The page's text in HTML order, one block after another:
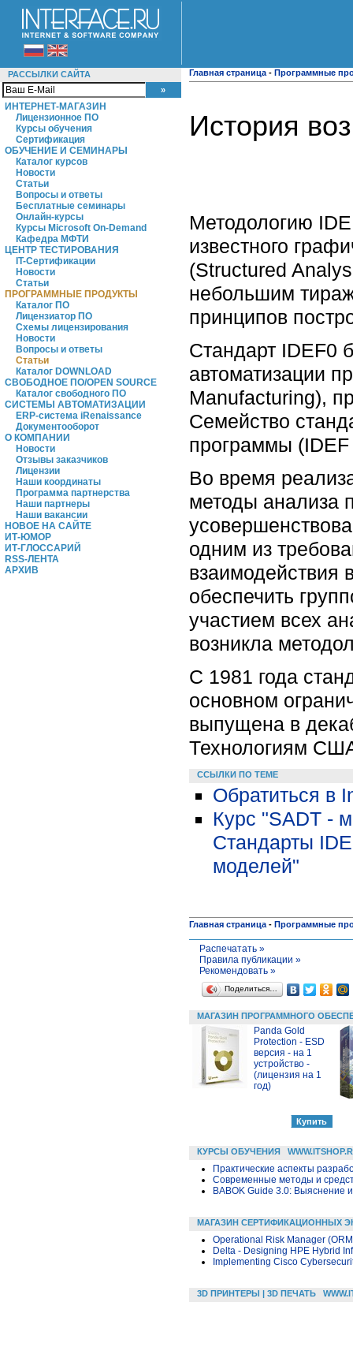
РАССЫЛКИ САЙТА
ИНТЕРНЕТ-МАГАЗИН
Лицензионное ПО
Курсы обучения
Сертификация
ОБУЧЕНИЕ И СЕМИНАРЫ
Каталог курсов
Новости
Статьи
Вопросы и ответы
Бесплатные семинары
Онлайн-курсы
Курсы Microsoft On-Demand
Кафедра МФТИ
ЦЕНТР ТЕСТИРОВАНИЯ
IT-Сертификации
Новости
Статьи
ПРОГРАММНЫЕ ПРОДУКТЫ
Каталог ПО
Лицензиатор ПО
Схемы лицензирования
Новости
Вопросы и ответы
Статьи
Каталог DOWNLOAD
СВОБОДНОЕ ПО/OPEN SOURCE
Каталог свободного ПО
СИСТЕМЫ АВТОМАТИЗАЦИИ
ERP-система iRenaissance
Документооборот
О КОМПАНИИ
Новости
Отзывы заказчиков
Лицензии
Наши координаты
Программа партнерства
Наши партнеры
Наши вакансии
НОВОЕ НА САЙТЕ
ИТ-ЮМОР
ИТ-ГЛОССАРИЙ
RSS-ЛЕНТА
АРХИВ
Главная страница - Программные
История
Методологию
известного
(Structured
небольшим
принципов
Стандарт IDEF0
автоматизации
Manufacturing),
Семейство
программы
Во время
методы анализа
одним из
взаимодействия
обеспечить
участием всех
возникла
C 1981 года
основном
выпущена в
Технологиям
ССЫЛКИ ПО ТЕМЕ
Обратиться в
Курс "SADT -
Стандарты
моделей"
Главная страница - Программные
Распечатать »
Правила публикации »
Рекомендовать »
Поделиться…
МАГАЗИН ПРОГРАММНОГО
Panda Gold
Protection - ESD
версия - на 1
устройство -
(лицензия на 1
год)
КУРСЫ ОБУЧЕНИЯ
Практические аспекты
Современные методы и
BABOK Guide 3.0: Выяснение
МАГАЗИН СЕРТИФИКАЦИОННЫХ
Operational Risk Manager
Delta - Designing HPE Hybrid
Implementing Cisco
3D ПРИНТЕРЫ | 3D ПЕЧАТЬ